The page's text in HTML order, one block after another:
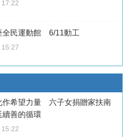
全民運動館 6/11動工
作希望力量 六子女捐贈家扶南
續善的循環